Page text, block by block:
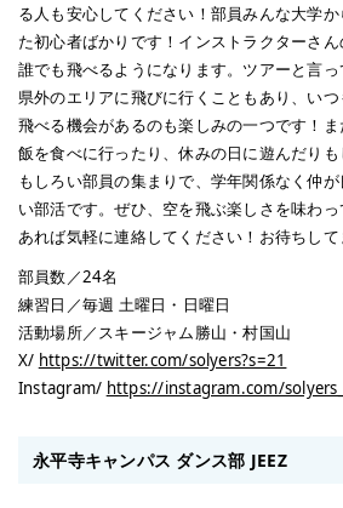
る人も安心してください！部員みんな大学
た初心者ばかりです！インストラクターさ
誰でも飛べるようになります。ツアーと言
県外のエリアに飛びに行くこともあり、い
飛べる機会があるのも楽しみの一つです！
飯を食べに行ったり、休みの日に遊んだり
もしろい部員の集まりで、学年関係なく仲
い部活です。ぜひ、空を飛ぶ楽しさを味わ
あれば気軽に連絡してください！お待ちして
部員数／24名
練習日／毎週 土曜日・日曜日
活動場所／スキージャム勝山・村国山
X/ https://twitter.com/solyers?s=21
Instagram/ https://instagram.com/
永平寺キャンパス ダンス部 JEEZ